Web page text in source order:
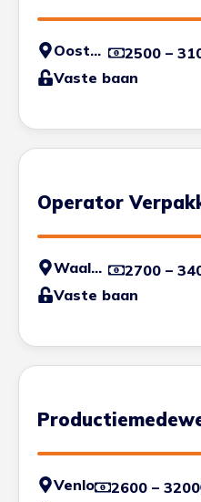
Oosterhout 2500 –
Vaste baan
Operator
Waalwijk 2700 –
Vaste baan
Venlo 2600 – 3200